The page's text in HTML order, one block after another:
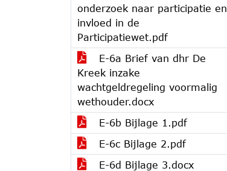
onderzoek naar participatie en
invloed in de
Participatiewet.pdf
E-6a Brief van dhr De
Kreek inzake
wachtgeldregeling voormalig
wethouder.docx
E-6b Bijlage 1.pdf
E-6c Bijlage 2.pdf
E-6d Bijlage 3.docx